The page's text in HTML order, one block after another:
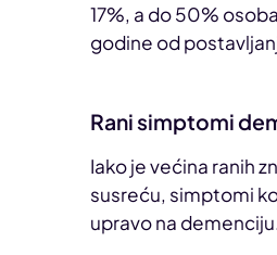
17%, a do 50%
godine od
Rani simptomi
Iako je većina ranih
susreću, simptomi
upravo na